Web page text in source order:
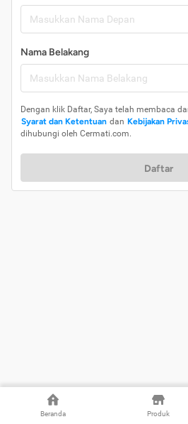
Beranda Produk
Nama Belakang
Dengan klik Daftar, Saya telah membaca
Syarat dan Ketentuan dan Kebijakan
dihubungi oleh Cermati.com.
Daftar